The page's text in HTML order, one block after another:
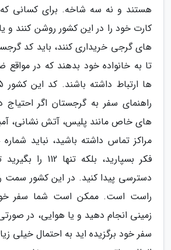
هستند و نه سه شاخه. برای کسانی که
کارت خود را در این کشور روشن کنند و
های گرجی خریداری کنند، باید کد
تا به خانواده خود بدهند که در مواقع
راهنمای سفر به گرجستان اگر احتیاج
های خاص مانند پلیس، آتش نشانی،
مراکز تماس داشته باشید، نباید
فکر بسپارید، بلکه
دسترسی پیدا کنید. در این کشور سمت
راست است. ممکن است شما سفر
زمینی انجام دهید و یا هوایی، در
سفر خود برگزیده اید به احتمال خیلی